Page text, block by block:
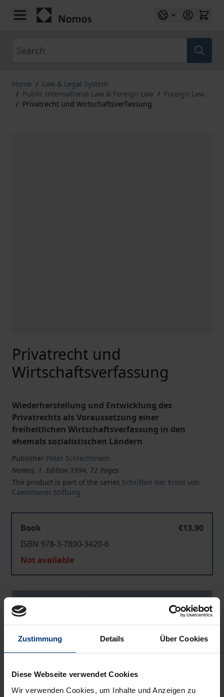
Zustimmung Details Über Cookies
Diese Webseite verwendet Cookies
Wir verwenden Cookies, um Inhalte und Anzeigen zu
Skip to Content
Home / Law & Legal System
/ Public International Law & Foreign Law / Foreign Law
/ Privatrecht und Wirtschaftsverfassung
Privatrecht und
Wirtschaftsverfassung
Wiederherstellung und Entwicklung des
Privatrechts als Voraussetzung einer
freiheitlichen Wirtschaftsverfassung in den
ehemals sozialistischen Ländern
Publisher Peter Schlechtriem
Nomos, 1. Edition 1994, 72 Pages
The product is part of the series Schriften der Ernst von
Caemmerer Stiftung
Book
€13.90
ISBN 978-3-7890-3420-6
Not available
Add to Wish List